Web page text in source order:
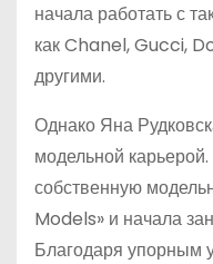
начала работать с
как Chanel, Gucci,
другими.
Однако Яна
модельной
собственную
Models» и начала
Благодаря упорным